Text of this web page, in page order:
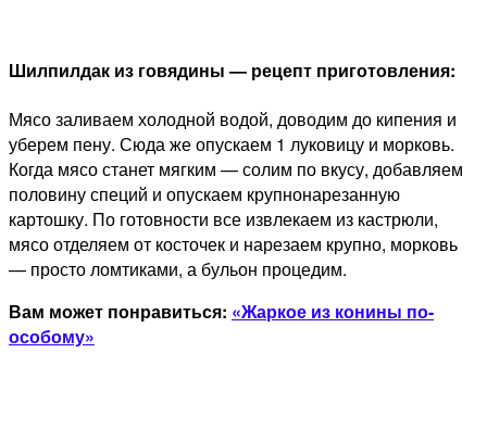
Шилпилдак из говядины — рецепт приготовления:
Мясо заливаем холодной водой, доводим до кипения и
уберем пену. Сюда же опускаем 1 луковицу и морковь.
Когда мясо станет мягким — солим по вкусу, добавляем
половину специй и опускаем крупнонарезанную
картошку. По готовности все извлекаем из кастрюли,
мясо отделяем от косточек и нарезаем крупно, морковь
— просто ломтиками, а бульон процедим.
Вам может понравиться: «Жаркое из конины по-
особому»